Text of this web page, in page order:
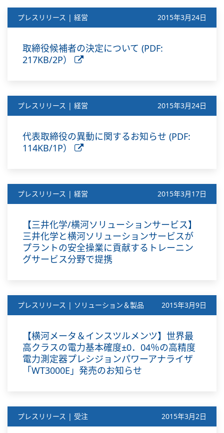
プレスリリース | 経営 2015年3月24日
取締役候補者の決定について (PDF:
217KB/2P）
プレスリリース | 経営 2015年3月24日
代表取締役の異動に関するお知らせ (PDF:
114KB/1P）
プレスリリース | 経営 2015年3月17日
【三井化学/横河ソリューションサービス】
三井化学と横河ソリューションサービスが
プラントの安全操業に貢献するトレーニン
グサービス分野で提携
プレスリリース | ソリューション＆製品 2015年3月9日
【横河メータ＆インスツルメンツ】世界最
高クラスの電力基本確度±0．04％の高精度
電力測定器プレシジョンパワーアナライザ
「WT3000E」発売のお知らせ
プレスリリース | 受注 2015年3月2日